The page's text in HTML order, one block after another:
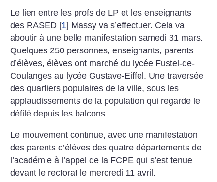
Le lien entre les profs de LP et les enseignants
des RASED [1] Massy va s’effectuer. Cela va
aboutir à une belle manifestation samedi 31 mars.
Quelques 250 personnes, enseignants, parents
d’élèves, élèves ont marché du lycée Fustel-de-
Coulanges au lycée Gustave-Eiffel. Une traversée
des quartiers populaires de la ville, sous les
applaudissements de la population qui regarde le
défilé depuis les balcons.
Le mouvement continue, avec une manifestation
des parents d’élèves des quatre départements de
l’académie à l’appel de la FCPE qui s’est tenue
devant le rectorat le mercredi 11 avril.